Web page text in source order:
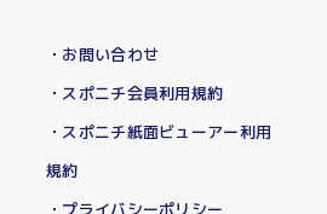
・お問い合わせ
・スポニチ会員利用規約
・スポニチ紙面ビューアー利用
規約
・プライバシーポリシー